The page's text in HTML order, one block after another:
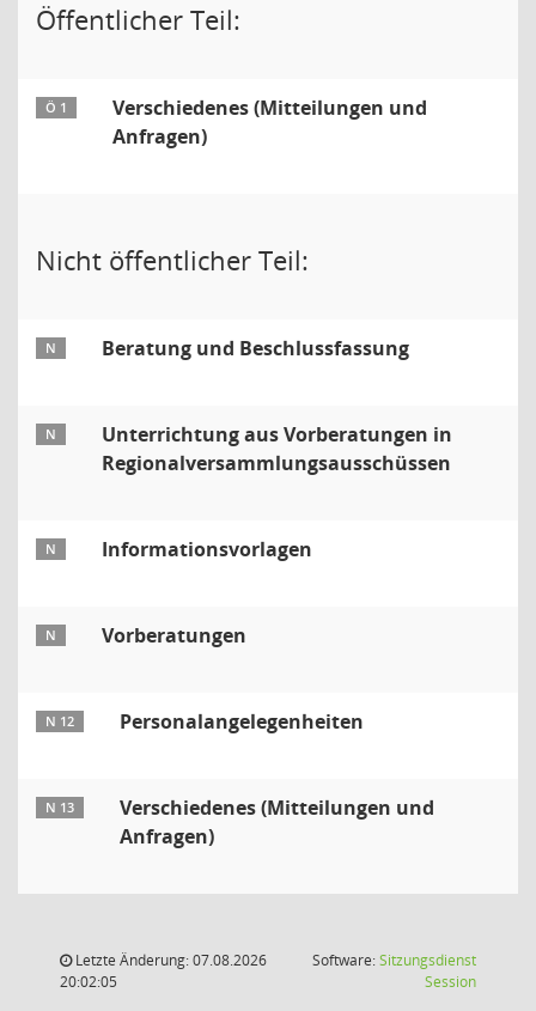
Öffentlicher Teil:
Ö 1
Verschiedenes (Mitteilungen und
Anfragen)
Nicht öffentlicher Teil:
N Beratung und Beschlussfassung
N
Unterrichtung aus Vorberatungen in
Regionalversammlungsausschüssen
N Informationsvorlagen
N Vorberatungen
N 12 Personalangelegenheiten
N 13
Verschiedenes (Mitteilungen und
Anfragen)
Letzte Änderung: 07.08.2026
20:02:05
Software:Sitzungsdienst
Session(Wird in